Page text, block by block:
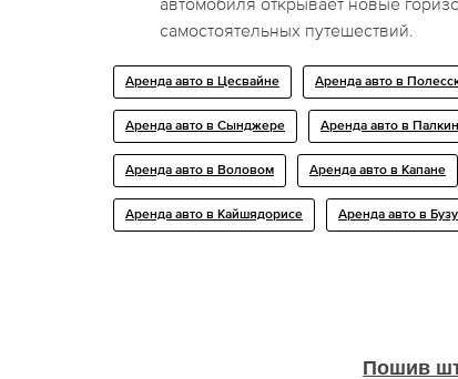
самостоятельных путешествий.
Аренда авто в Цесвайне Аренда авто в
Аренда авто в Сынджере Аренда авто в
Аренда авто в Воловом Аренда авто в Капане
Аренда авто в Кайшядорисе Аренда авто в
Пошив